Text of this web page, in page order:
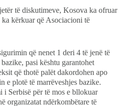
të diskutimeve, Kosova ka ofruar
kërkuar që Asociacioni të
që nenet 1 deri 4 të jenë të
pasi kështu garantohet
që thotë palët dakordohen apo
e plotë të marrëveshjes bazike.
Serbisë për të mos e bllokuar
organizatat ndërkombëtare të